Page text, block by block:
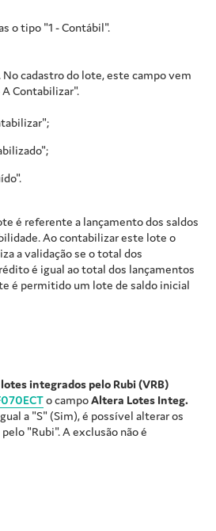
o tipo "1 - Contábil".
cadastro do lote, este campo vem
Contabilizar".
é referente a lançamento dos saldos
Ao contabilizar este lote o
a validação se o total dos
é igual ao total dos lançamentos
é permitido um lote de saldo inicial
integrados pelo Rubi (VRB)
o campoAltera Lotes Integ.
a "S" (Sim), é possível alterar os
"Rubi". A exclusão não é